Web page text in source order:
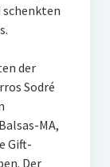
schenkten
der
Sodré
MA,
Gift-
Der